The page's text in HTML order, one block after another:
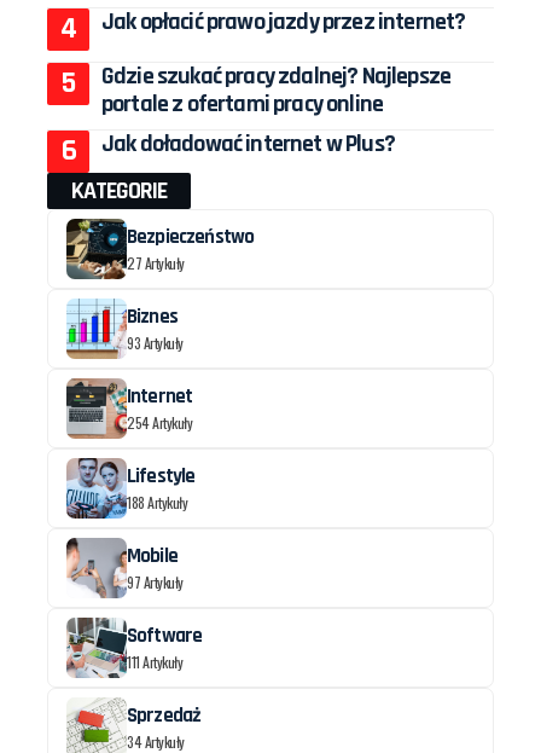
Jak opłacić prawo jazdy przez internet?
Gdzie szukać pracy zdalnej? Najlepsze
portale z ofertami pracy online
Jak doładować internet w Plus?
KATEGORIE
Bezpieczeństwo
27 Artykuły
Biznes
93 Artykuły
Internet
254 Artykuły
Lifestyle
188 Artykuły
Mobile
97 Artykuły
Software
111 Artykuły
Sprzedaż
34 Artykuły